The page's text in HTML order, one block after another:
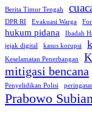
Berita Timur Tengah
DPR RI
Evakuasi Warga
hukum pidana
Ibadah
jejak digital
kasus korupsi
Keselamatan Penerbangan
mitigasi bencana
Penyelidikan Polisi
Prabowo